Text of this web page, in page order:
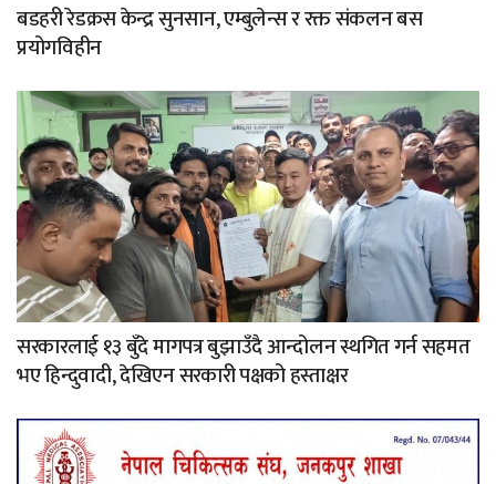
बडहरी रेडक्रस केन्द्र सुनसान, एम्बुलेन्स र रक्त संकलन बस
प्रयोगविहीन
सरकारलाई १३ बुँदे मागपत्र बुझाउँदै आन्दोलन स्थगित गर्न सहमत
भए हिन्दुवादी, देखिएन सरकारी पक्षको हस्ताक्षर